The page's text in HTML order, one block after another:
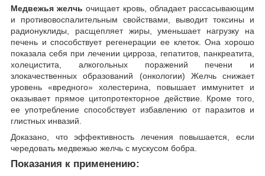
Медвежья желчь очищает кровь, обладает рассасывающим
и противовоспалительным свойствами, выводит токсины и
радионуклиды, расщепляет жиры, уменьшает нагрузку на
печень и способствует регенерации ее клеток. Она хорошо
показала себя при лечении цирроза, гепатитов, панкреатита,
холецистита, алкогольных поражений печени и
злокачественных образований (онкологии) Желчь снижает
уровень «вредного» холестерина, повышает иммунитет и
оказывает прямое цитопротекторное действие. Кроме того,
ее употребление способствует избавлению от паразитов и
глистных инвазий.
Доказано, что эффективность лечения повышается, если
чередовать медвежью желчь с мускусом бобра.
Показания к применению: